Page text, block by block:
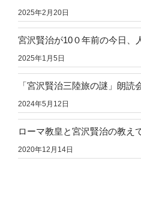
2025年2月20日
宮沢賢治が10０年前の今日、
2025年1月5日
「宮沢賢治三陸旅の謎」朗読
2024年5月12日
ローマ教皇と宮沢賢治の教え
2020年12月14日